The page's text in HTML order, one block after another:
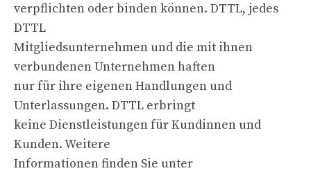
verpflichten oder binden können. DTTL, jedes
DTTL
Mitgliedsunternehmen und die mit ihnen
verbundenen Unternehmen haften
nur für ihre eigenen Handlungen und
Unterlassungen. DTTL erbringt
keine Dienstleistungen für Kundinnen und
Kunden. Weitere
Informationen finden Sie unter